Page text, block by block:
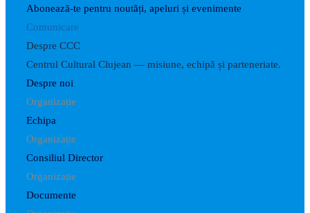
Abonează-te pentru noutăți, apeluri și evenimente
Comunicare
Despre CCC
Centrul Cultural Clujean — misiune, echipă și parteneriate.
Despre noi
Organizație
Echipa
Organizație
Consiliul Director
Organizație
Documente